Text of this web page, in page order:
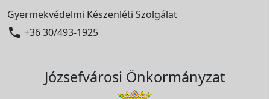
Gyermekvédelmi Készenléti Szolgálat
 +36 30/493-1925
Józsefvárosi Önkormányzat